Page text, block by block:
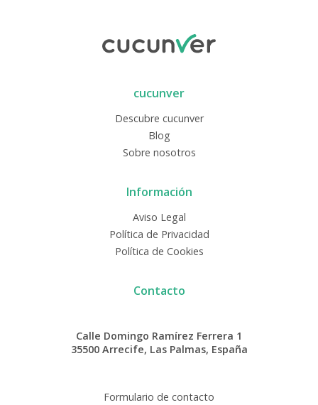
cucunver
Descubre cucunver
Blog
Sobre nosotros
Información
Aviso Legal
Política de Privacidad
Política de Cookies
Contacto
Calle Domingo Ramírez Ferrera 1
35500 Arrecife, Las Palmas, España
Formulario de contacto